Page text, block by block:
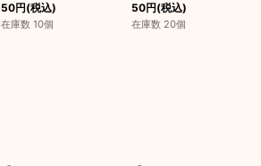
50円(税込)
在庫数 10個
50円(税込)
在庫数 20個